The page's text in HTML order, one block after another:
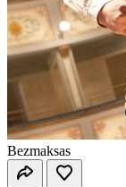
Bezmaksas